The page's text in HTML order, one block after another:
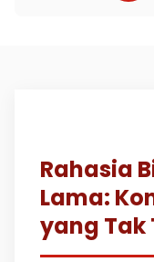
Rahasia
Lama:
yang